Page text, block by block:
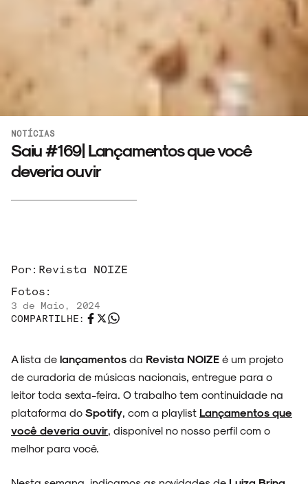
NOTÍCIAS
Saiu #169| Lançamentos que você
deveria ouvir
Por: Revista NOIZE
Fotos:
3 de Maio, 2024
COMPARTILHE:
A lista de lançamentos da Revista NOIZE é um projeto
de curadoria de músicas nacionais, entregue para o
leitor toda sexta-feira. O trabalho tem continuidade na
plataforma do Spotify, com a playlist Lançamentos que
você deveria ouvir, disponível no nosso perfil com o
melhor para você.